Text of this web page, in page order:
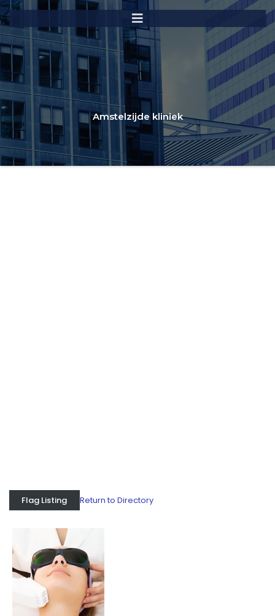
Amstelzijde kliniek
Flag Listing Return to Directory